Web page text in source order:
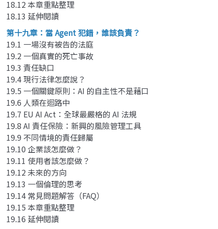
18.12 本章重點整理
18.13 延伸閱讀
第十九章：當 Agent 犯錯，誰該負責？
19.1 一場沒有被告的法庭
19.2 一個真實的死亡事故
19.3 責任缺口
19.4 現行法律怎麼說？
19.5 一個關鍵原則：AI 的自主性不是藉口
19.6 人類在迴路中
19.7 EU AI Act：全球最嚴格的 AI 法規
19.8 AI 責任保險：新興的風險管理工具
19.9 不同情境的責任歸屬
19.10 企業該怎麼做？
19.11 使用者該怎麼做？
19.12 未來的方向
19.13 一個倫理的思考
19.14 常見問題解答（FAQ）
19.15 本章重點整理
19.16 延伸閱讀